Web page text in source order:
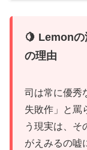
🍋 Lemonの
の理由
司は常に優秀
失敗作」と罵
う現実は、そ
がえみるの嘘